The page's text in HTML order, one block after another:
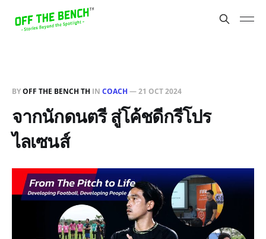
BYOFF THE BENCH TH IN COACH —21 OCT 2024
จากนักดนตรี สู่โค้ชดีกรีโปร
ไลเซนส์